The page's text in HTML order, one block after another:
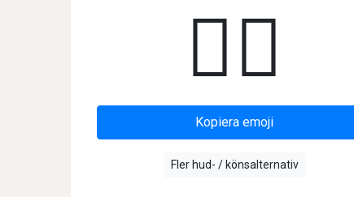
🧝‍♂️
Kopiera emoji
Fler hud- / könsalternativ